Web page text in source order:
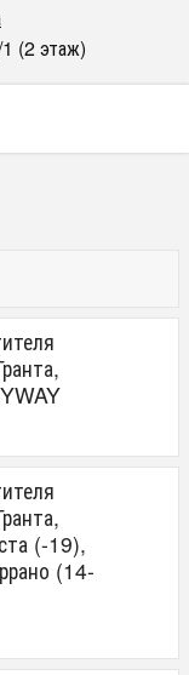
(2 этаж)
(-19),
(14-